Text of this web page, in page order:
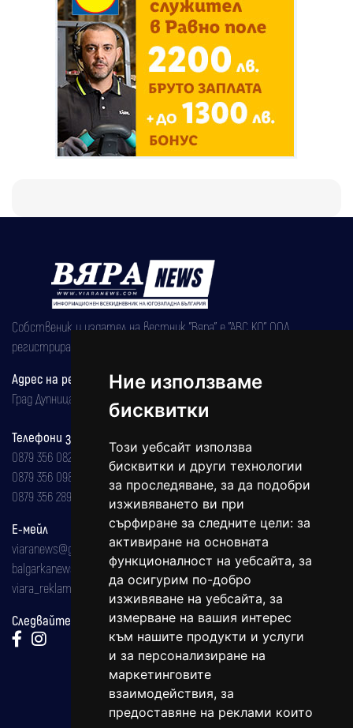
Ние използваме
бисквитки
Този уебсайт използва
бисквитки и други технологии
за проследяване, за да подобри
изживяването ви при
сърфиране за следните цели: за
активиране на основната
функционалност на уебсайта, за
да осигурим по-добро
изживяване на уебсайта, за
измерване на вашия интерес
към нашите продукти и услуги
и за персонализиране на
маркетинговите
взаимодействия, за
предоставяне на реклами които
Собственик и издател на вестник "Вяра" е "АВС КО" ООД,
регистрирана на 08.05.2002 година.
Адрес на редакцията
Град Дупница, ул.''Христо Ботев" 43
Телефони за реклама и абонаменти
0879 356 082
0879 356 098
0879 356 289
Е-мейл
viaranews@gmail.com
balgarkanews@gmail.com
viara_reklama@mail.bg
Следвайте ни: